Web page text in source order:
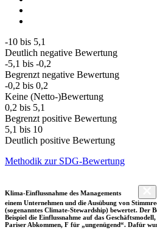
-10 bis 5,1
Deutlich negative Bewertung
-5,1 bis -0,2
Begrenzt negative Bewertung
-0,2 bis 0,2
Keine (Netto-)Bewertung
0,2 bis 5,1
Begrenzt positive Bewertung
5,1 bis 10
Deutlich positive Bewertung
Methodik zur SDG-Bewertung
Klima-Einflussnahme des Managements
einem Unternehmen und die Ausübung von
(sogenanntes Climate-Stewardship) bewertet. Der
Beispiel die Einflussnahme auf das
Pariser Abkommen, F für „ungenügend“. Dafür